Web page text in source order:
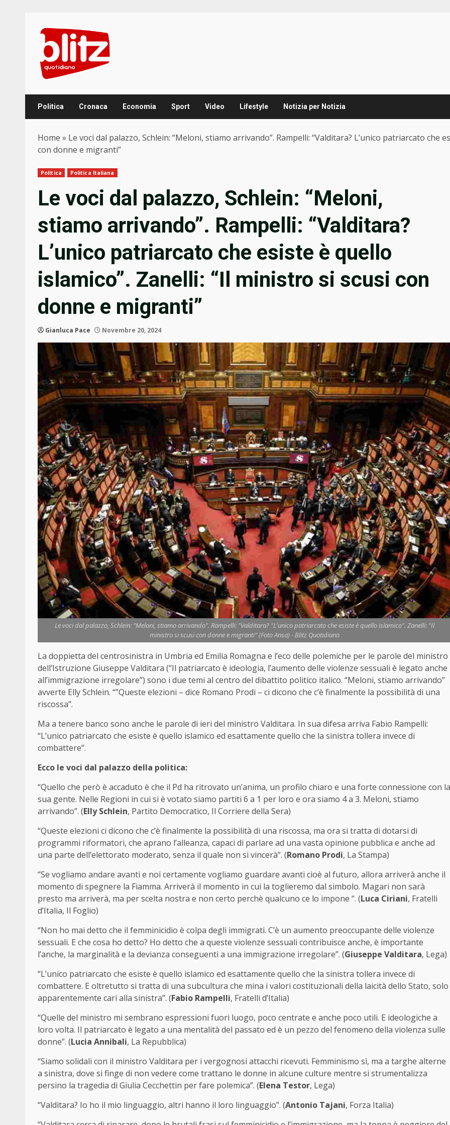
content
Politica Cronaca Economia Sport Video Lifestyle Notizia per Notizia
Home » Le voci dal palazzo, Schlein: “Meloni, stiamo arrivando”. Rampelli: “Valditara? L’unico patriarcato che
con donne e migranti”
Politica Politica Italiana
Le voci dal palazzo, Schlein: “Meloni,
stiamo arrivando”. Rampelli: “Valditara?
L’unico patriarcato che esiste è quello
islamico”. Zanelli: “Il ministro si scusi con
donne e migranti”
Gianluca Pace Novembre 20, 2024
Le voci dal palazzo, Schlein: "Meloni, stiamo arrivando". Rampelli: "Valditara? "L'unico patriarcato che esiste è quello islamico". Zanelli: "Il
ministro si scusi con donne e migranti" (Foto Ansa) - Blitz Quotidiano
La doppietta del centrosinistra in Umbria ed Emilia Romagna e l’eco delle polemiche per le parole del ministro
dell’Istruzione Giuseppe Valditara (“Il patriarcato è ideologia, l’aumento delle violenze sessuali è legato anche
all’immigrazione irregolare”) sono i due temi al centro del dibattito politico italico. “Meloni, stiamo arrivando”
avverte Elly Schlein. “”Queste elezioni – dice Romano Prodi – ci dicono che c’è finalmente la possibilità di una
riscossa”.
Ma a tenere banco sono anche le parole di ieri del ministro Valditara. In sua difesa arriva Fabio Rampelli:
“L’unico patriarcato che esiste è quello islamico ed esattamente quello che la sinistra tollera invece di
combattere”.
Ecco le voci dal palazzo della politica:
“Quello che però è accaduto è che il Pd ha ritrovato un’anima, un profilo chiaro e una forte connessione con la
sua gente. Nelle Regioni in cui si è votato siamo partiti 6 a 1 per loro e ora siamo 4 a 3. Meloni, stiamo
arrivando”. (Elly Schlein, Partito Democratico, Il Corriere della Sera)
“Queste elezioni ci dicono che c’è finalmente la possibilità di una riscossa, ma ora si tratta di dotarsi di
programmi riformatori, che aprano l’alleanza, capaci di parlare ad una vasta opinione pubblica e anche ad
una parte dell’elettorato moderato, senza il quale non si vincerà”. (Romano Prodi, La Stampa)
“Se vogliamo andare avanti e noi certamente vogliamo guardare avanti cioè al futuro, allora arriverà anche il
momento di spegnere la Fiamma. Arriverà il momento in cui la toglieremo dal simbolo. Magari non sarà
presto ma arriverà, ma per scelta nostra e non certo perchè qualcuno ce lo impone “. (Luca Ciriani, Fratelli
d’Italia, Il Foglio)
“Non ho mai detto che il femminicidio è colpa degli immigrati. C’è un aumento preoccupante delle violenze
sessuali. E che cosa ho detto? Ho detto che a queste violenze sessuali contribuisce anche, è importante
l’anche, la marginalità e la devianza conseguenti a una immigrazione irregolare”. (Giuseppe Valditara, Lega)
“L’unico patriarcato che esiste è quello islamico ed esattamente quello che la sinistra tollera invece di
combattere. E oltretutto si tratta di una subcultura che mina i valori costituzionali della laicità dello Stato, solo
apparentemente cari alla sinistra”. (Fabio Rampelli, Fratelli d’Italia)
“Quelle del ministro mi sembrano espressioni fuori luogo, poco centrate e anche poco utili. E ideologiche a
loro volta. Il patriarcato è legato a una mentalità del passato ed è un pezzo del fenomeno della violenza sulle
donne”. (Lucia Annibali, La Repubblica)
“Siamo solidali con il ministro Valditara per i vergognosi attacchi ricevuti. Femminismo sì, ma a targhe alterne
a sinistra, dove si finge di non vedere come trattano le donne in alcune culture mentre si strumentalizza
persino la tragedia di Giulia Cecchettin per fare polemica”. (Elena Testor, Lega)
“Valditara? Io ho il mio linguaggio, altri hanno il loro linguaggio”. (Antonio Tajani, Forza Italia)